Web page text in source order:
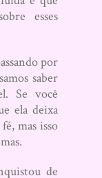
esses
por
saber
Se você
ela deixa
mas isso
de